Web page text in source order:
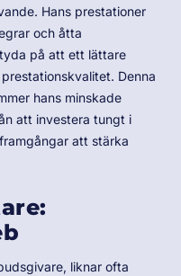
Hans prestationer
och åtta
på att ett lättare
Denna
hans minskade
att investera tungt i
att stärka
liknar ofta